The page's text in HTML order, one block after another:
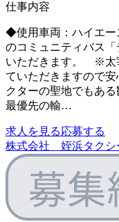
仕事内容
◆使用車両：ハイ
のコミュニティバス
いただきます。 ※太
ていただきますので
クターの聖地でもあ
最優先の輸…
求人を見る応募する
株式会社 姪浜タクシ